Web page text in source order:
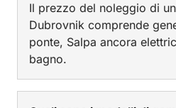
Il prezzo del noleggio di
Dubrovnik comprende
ponte, Salpa ancora
bagno.